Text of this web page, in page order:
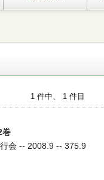
1 件中、 1 件目
巻
会 -- 2008.9 -- 375.9